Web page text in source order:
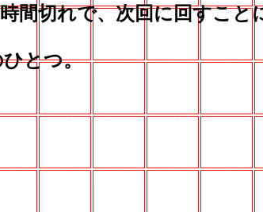
間切れで、次回に回すこと
とつ。